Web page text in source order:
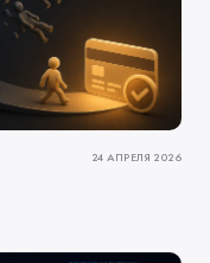
24 АПРЕЛЯ 2026